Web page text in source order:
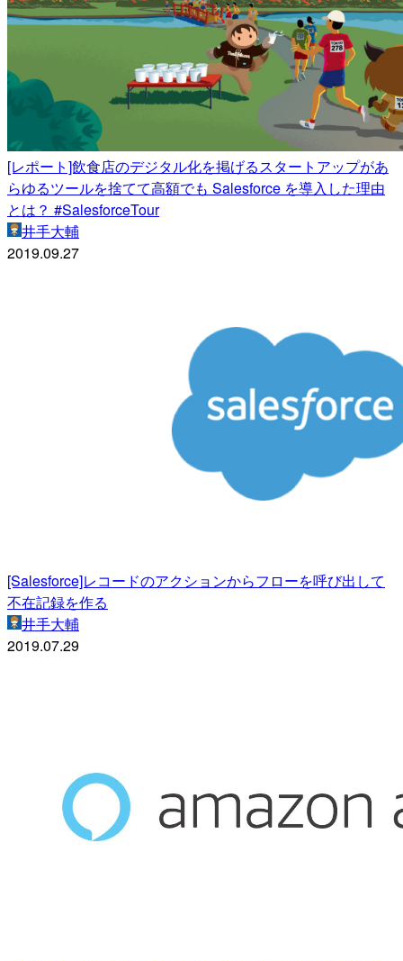
[レポート]飲食店のデジタル化を掲げるスタートアップがあ
らゆるツールを捨てて高額でも Salesforce を導入した理由
とは？ #SalesforceTour
井手大輔
2019.09.27
[Salesforce]レコードのアクションからフローを呼び出して
不在記録を作る
井手大輔
2019.07.29